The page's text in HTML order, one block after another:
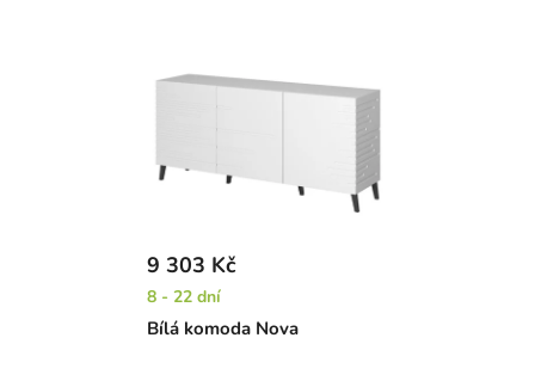
Bílá komoda Nova
9 303 Kč
8 - 22 dní